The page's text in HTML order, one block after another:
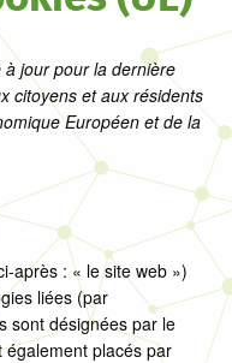
jour pour la dernière
citoyens et aux résidents
Européen et de la
après : « le site web »)
liées (par
sont désignées par le
également placés par